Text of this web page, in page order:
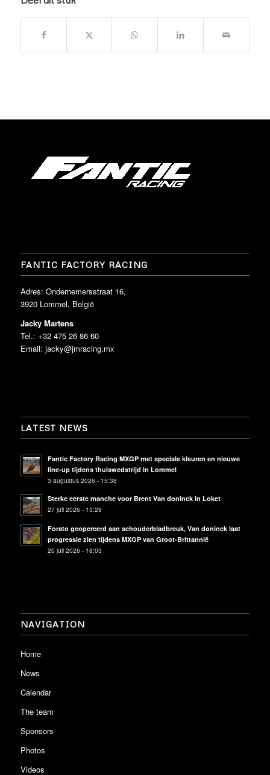
FANTIC FACTORY RACING
Adres: Ondernemersstraat 16,
3920 Lommel, België
Jacky Martens
Tel.: +32 475 26 86 60
Email: jacky@jmracing.mx
LATEST NEWS
Fantic Factory Racing MXGP met speciale kleuren en nieuwe
line-up tijdens thuiswedstrijd in Lommel
3 augustus 2026 - 15:38
Sterke eerste manche voor Brent Van doninck in Loket
27 juli 2026 - 13:29
Forato geopereerd aan schouderbladbreuk, Van doninck laat
progressie zien tijdens MXGP van Groot-Brittannië
20 juli 2026 - 18:03
NAVIGATION
Home
News
Calendar
The team
Sponsors
Photos
Videos